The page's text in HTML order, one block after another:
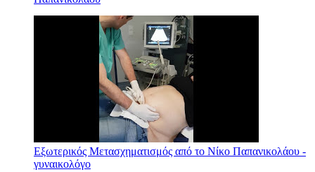
Εξωτερικός Μετασχηματισμός από το Νίκο Παπανικολάου -
γυναικολόγο